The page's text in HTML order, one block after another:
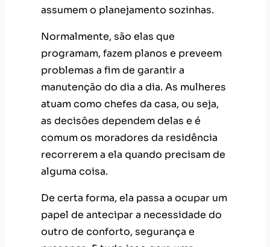
assumem o planejamento sozinhas.
Normalmente, são elas que
programam, fazem planos e preveem
problemas a fim de garantir a
manutenção do dia a dia. As mulheres
atuam como chefes da casa, ou seja,
as decisões dependem delas e é
comum os moradores da residência
recorrerem a ela quando precisam de
alguma coisa.
De certa forma, ela passa a ocupar um
papel de antecipar a necessidade do
outro de conforto, segurança e